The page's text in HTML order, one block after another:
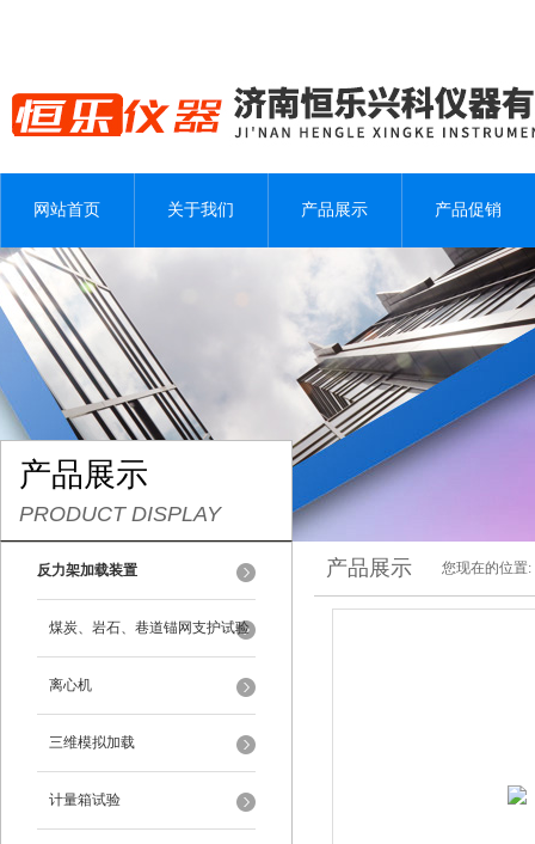
网站首页 关于我们 产品展示 产品促销
产品展示
PRODUCT DISPLAY
反力架加载装置
煤炭、岩石、巷道锚网支护试验
离心机
三维模拟加载
计量箱试验
产品展示 您现在的位置: